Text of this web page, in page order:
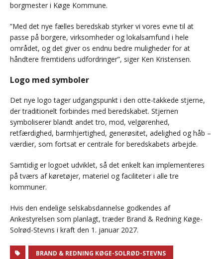
borgmester i Køge Kommune.
”Med det nye fælles beredskab styrker vi vores evne til at
passe på borgere, virksomheder og lokalsamfund i hele
området, og det giver os endnu bedre muligheder for at
håndtere fremtidens udfordringer”, siger Ken Kristensen.
Logo med symboler
Det nye logo tager udgangspunkt i den otte-takkede stjerne,
der traditionelt forbindes med beredskabet. Stjernen
symboliserer blandt andet tro, mod, velgørenhed,
retfærdighed, barmhjertighed, generøsitet, adelighed og håb –
værdier, som fortsat er centrale for beredskabets arbejde.
Samtidig er logoet udviklet, så det enkelt kan implementeres
på tværs af køretøjer, materiel og faciliteter i alle tre
kommuner.
Hvis den endelige selskabsdannelse godkendes af
Ankestyrelsen som planlagt, træder Brand & Redning Køge-
Solrød-Stevns i kraft den 1. januar 2027.
BRAND & REDNING KØGE-SOLRØD-STEVNS